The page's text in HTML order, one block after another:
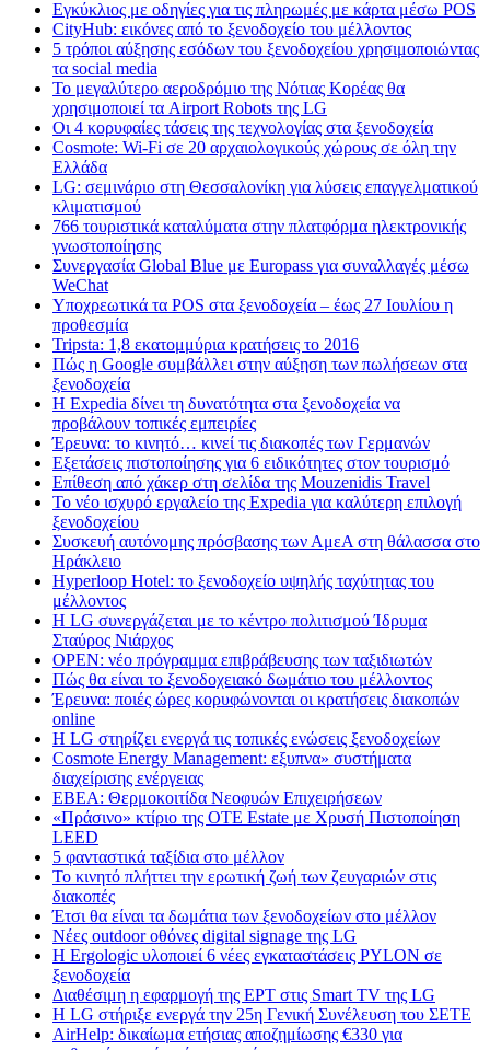
Εγκύκλιος με οδηγίες για τις πληρωμές με κάρτα μέσω POS
CityHub: εικόνες από το ξενοδοχείο του μέλλοντος
5 τρόποι αύξησης εσόδων του ξενοδοχείου χρησιμοποιώντας
τα social media
Το μεγαλύτερο αεροδρόμιο της Νότιας Κορέας θα
χρησιμοποιεί τα Airport Robots της LG
Οι 4 κορυφαίες τάσεις της τεχνολογίας στα ξενοδοχεία
Cosmote: Wi-Fi σε 20 αρχαιολογικούς χώρους σε όλη την
Ελλάδα
LG: σεμινάριο στη Θεσσαλονίκη για λύσεις επαγγελματικού
κλιματισμού
766 τουριστικά καταλύματα στην πλατφόρμα ηλεκτρονικής
γνωστοποίησης
Συνεργασία Global Blue με Europass για συναλλαγές μέσω
WeChat
Υποχρεωτικά τα POS στα ξενοδοχεία – έως 27 Ιουλίου η
προθεσμία
Tripsta: 1,8 εκατομμύρια κρατήσεις το 2016
Πώς η Google συμβάλλει στην αύξηση των πωλήσεων στα
ξενοδοχεία
Η Expedia δίνει τη δυνατότητα στα ξενοδοχεία να
προβάλουν τοπικές εμπειρίες
Έρευνα: το κινητό… κινεί τις διακοπές των Γερμανών
Εξετάσεις πιστοποίησης για 6 ειδικότητες στον τουρισμό
Επίθεση από χάκερ στη σελίδα της Mouzenidis Travel
Το νέο ισχυρό εργαλείο της Expedia για καλύτερη επιλογή
ξενοδοχείου
Συσκευή αυτόνομης πρόσβασης των ΑμεΑ στη θάλασσα στο
Ηράκλειο
Hyperloop Hotel: το ξενοδοχείο υψηλής ταχύτητας του
μέλλοντος
Η LG συνεργάζεται με το κέντρο πολιτισμού Ίδρυμα
Σταύρος Νιάρχος
OPEN: νέο πρόγραμμα επιβράβευσης των ταξιδιωτών
Πώς θα είναι το ξενοδοχειακό δωμάτιο του μέλλοντος
Έρευνα: ποιές ώρες κορυφώνονται οι κρατήσεις διακοπών
online
Η LG στηρίζει ενεργά τις τοπικές ενώσεις ξενοδοχείων
Cosmote Energy Management: εξυπνα» συστήματα
διαχείρισης ενέργειας
ΕΒΕΑ: Θερμοκοιτίδα Νεοφυών Επιχειρήσεων
«Πράσινο» κτίριο της OTE Estate με Χρυσή Πιστοποίηση
LEED
5 φανταστικά ταξίδια στο μέλλον
Το κινητό πλήττει την ερωτική ζωή των ζευγαριών στις
διακοπές
Έτσι θα είναι τα δωμάτια των ξενοδοχείων στο μέλλον
Nέες outdoor οθόνες digital signage της LG
Η Ergologic υλοποιεί 6 νέες εγκαταστάσεις PYLON σε
ξενοδοχεία
Διαθέσιμη η εφαρμογή της ΕΡΤ στις Smart TV της LG
Η LG στήριξε ενεργά την 25η Γενική Συνέλευση του ΣΕΤΕ
AirHelp: δικαίωμα ετήσιας αποζημίωσης €330 για